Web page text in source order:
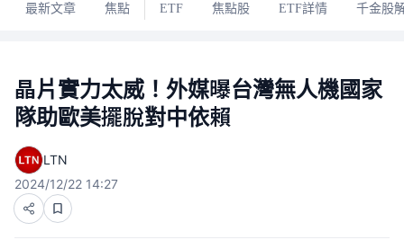
最新文章 焦點 ETF 焦點股 ETF詳情 千金股
晶片實力太威！外媒曝台灣無人機國家
隊助歐美擺脫對中依賴
LTN
2024/12/22 14:27